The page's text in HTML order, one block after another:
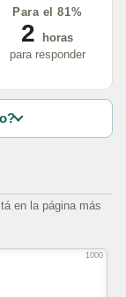
Para el 81%
2
horas
para responder
en la página más
1000